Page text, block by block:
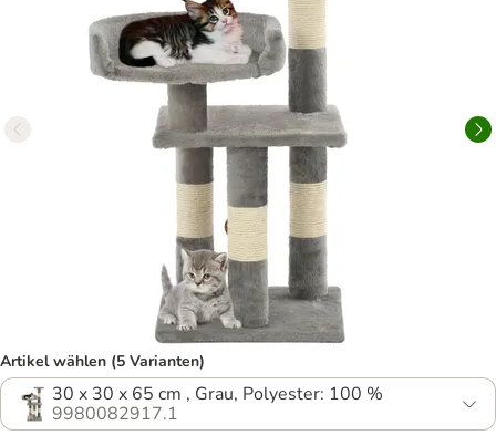
Artikel wählen (5 Varianten)
30 x 30 x 65 cm , Grau, Polyester: 100 %
9980082917.1